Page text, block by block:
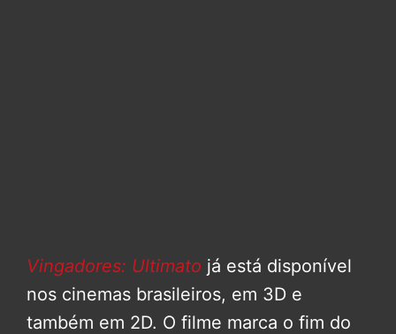
Vingadores: Ultimato já está disponível
nos cinemas brasileiros, em 3D e
também em 2D. O filme marca o fim do